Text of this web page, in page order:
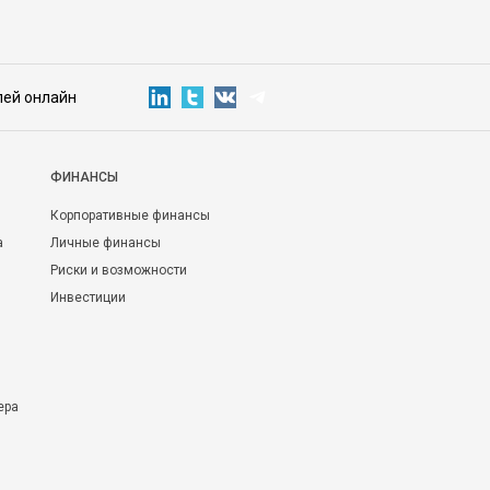
онлайн
ФИНАНСЫ
Корпоративные финансы
Личные финансы
Риски и возможности
Инвестиции